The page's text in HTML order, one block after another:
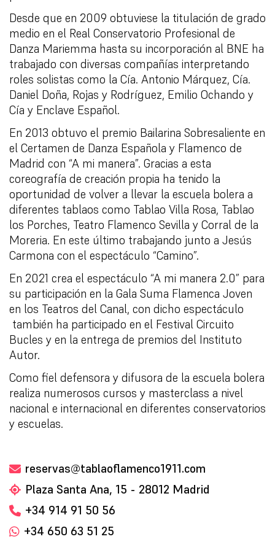
Desde que en 2009 obtuviese la titulación de grado
medio en el Real Conservatorio Profesional de
Danza Mariemma hasta su incorporación al BNE ha
trabajado con diversas compañías interpretando
roles solistas como la Cía. Antonio Márquez, Cía.
Daniel Doña, Rojas y Rodríguez, Emilio Ochando y
Cía y Enclave Español.
En 2013 obtuvo el premio Bailarina Sobresaliente en
el Certamen de Danza Española y Flamenco de
Madrid con “A mi manera”. Gracias a esta
coreografía de creación propia ha tenido la
oportunidad de volver a llevar la escuela bolera a
diferentes tablaos como Tablao Villa Rosa, Tablao
los Porches, Teatro Flamenco Sevilla y Corral de la
Moreria. En este último trabajando junto a Jesús
Carmona con el espectáculo “Camino”.
En 2021 crea el espectáculo “A mi manera 2.0” para
su participación en la Gala Suma Flamenca Joven
en los Teatros del Canal, con dicho espectáculo
también ha participado en el Festival Circuito
Bucles y en la entrega de premios del Instituto
Autor.
Como fiel defensora y difusora de la escuela bolera
realiza numerosos cursos y masterclass a nivel
nacional e internacional en diferentes conservatorios
y escuelas.
reservas@tablaoflamenco1911.com
Plaza Santa Ana, 15 - 28012 Madrid
+34 914 91 50 56
+34 650 63 51 25